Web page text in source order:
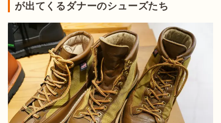
が出てくるダナーのシューズたち